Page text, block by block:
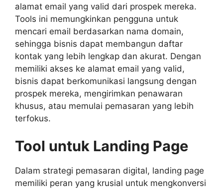
alamat email yang valid dari prospek mereka.
Tools ini memungkinkan pengguna untuk
mencari email berdasarkan nama domain,
sehingga bisnis dapat membangun daftar
kontak yang lebih lengkap dan akurat. Dengan
memiliki akses ke alamat email yang valid,
bisnis dapat berkomunikasi langsung dengan
prospek mereka, mengirimkan penawaran
khusus, atau memulai pemasaran yang lebih
terfokus.
Tool untuk Landing Page
Dalam strategi pemasaran digital, landing page
memiliki peran yang krusial untuk mengkonversi